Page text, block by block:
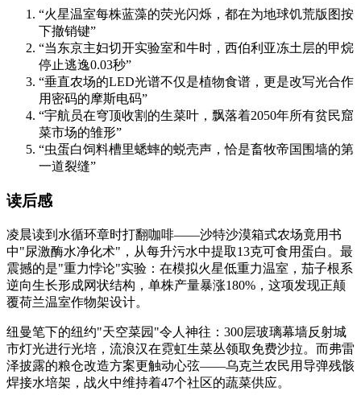
“火星温室每株蓝藻的荧光闪烁，都在为地球饥荒版图按
下撤销键”
“当东京主妇切开实验室和牛时，西伯利亚冻土层的甲烷
停止逃逸0.03秒”
“垂直农场的LED光谱不仅是植物食谱，更是改写光合作
用密码的摩斯电码”
“宇航员在穹顶收割的生菜叶，飘落着2050年所有贫民窟
菜市场的雏形”
“虫蛋白饲料槽里蟋蟀的蜕壳声，恰是畜牧帝国围墙的第
一道裂缝”
读后感
凌晨读到水循环章时打翻咖啡——沙特沙漠箱式农场竟用书
中"尿激酶水净化术"，从每升污水中提取13克可食用蛋白。最
震撼的是"重力悖论"实验：在模拟火星低重力温室，茄子根系
逆向生长形成网状结构，单株产量暴涨180%，这项发现正颠
覆荷兰温室作物架设计。
纽曼笔下的纽约"天空菜园"令人神往：300层玻璃幕墙反射城
市灯光进行光培，流浪汉在霓虹生菜丛领取免费沙拉。而弗雷
泽披露的粮仓改造方案更触动心弦——乌克兰农民用导弹残骸
焊接水培架，战火中维持着47个社区的蔬菜供应。